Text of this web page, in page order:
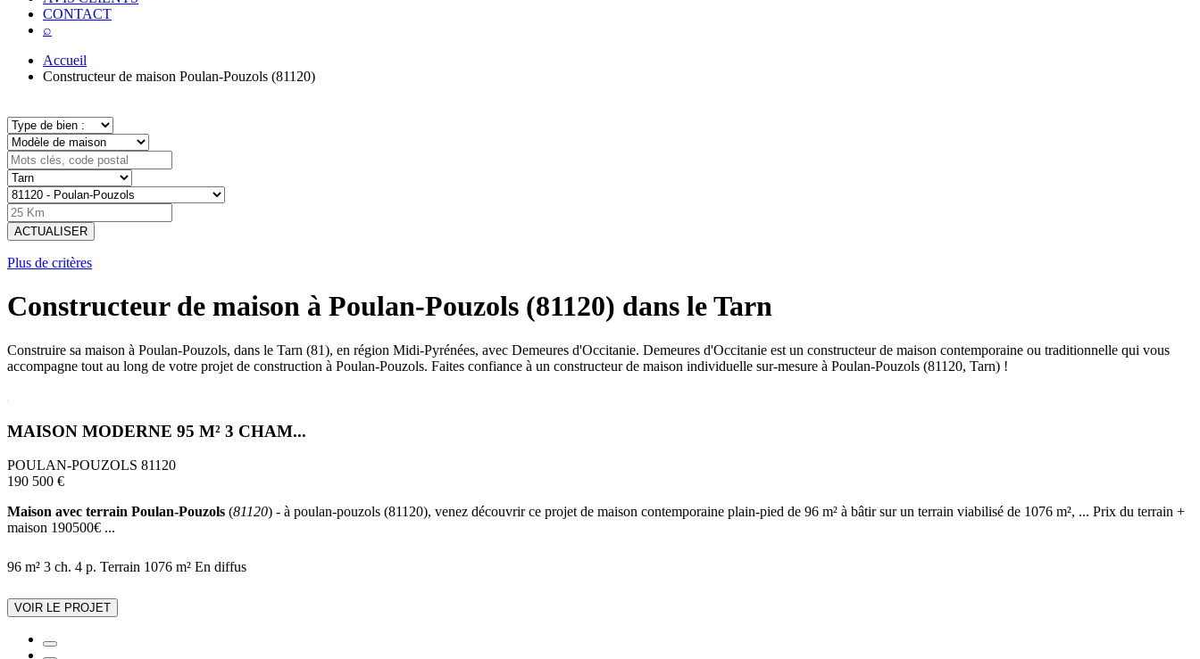
CONTACT
⌕
Accueil
Constructeur de maison Poulan-Pouzols (81120)
ACTUALISER
Plus de critères
Constructeur de maison à Poulan-Pouzols (81120) dans le Tarn
Construire sa maison à Poulan-Pouzols, dans le Tarn (81), en région Midi-Pyrénées, avec Demeures d'Occitanie. Demeures d'Occitanie est un constructeur de maison contemporaine ou traditionnelle qui vous
accompagne tout au long de votre projet de construction à Poulan-Pouzols. Faites confiance à un constructeur de maison individuelle sur-mesure à Poulan-Pouzols (81120, Tarn) !
MAISON MODERNE 95 M² 3 CHAM...
POULAN-POUZOLS 81120
190 500 €
Maison avec terrain Poulan-Pouzols (81120) - à poulan-pouzols (81120), venez découvrir ce projet de maison contemporaine plain-pied de 96 m² à bâtir sur un terrain viabilisé de 1076 m², ... Prix du terrain +
maison 190500€ ...
96 m² 3 ch. 4 p. Terrain 1076 m² En diffus
VOIR LE PROJET